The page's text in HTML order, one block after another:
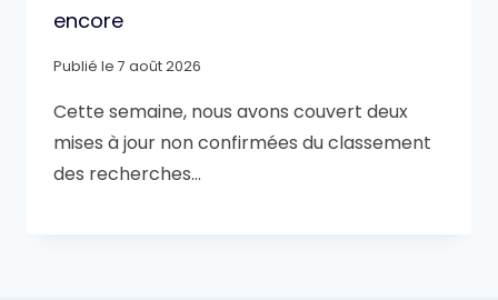
encore
Publié le 7 août 2026
Cette semaine, nous avons couvert deux
mises à jour non confirmées du classement
des recherches…